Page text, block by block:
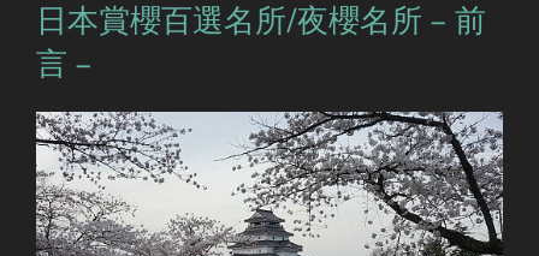
日本賞櫻百選名所/夜櫻名所 – 前
言 –